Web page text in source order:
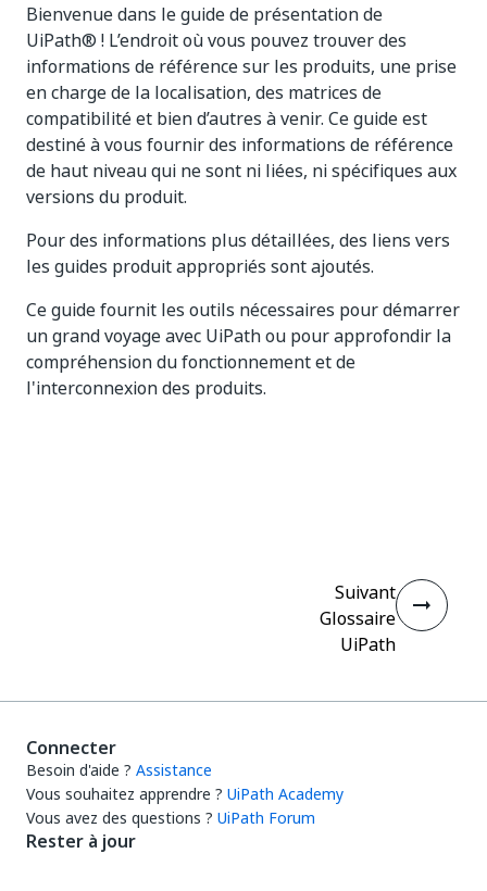
Bienvenue dans le guide de présentation de
UiPath® ! L’endroit où vous pouvez trouver des
informations de référence sur les produits, une prise
en charge de la localisation, des matrices de
compatibilité et bien d’autres à venir. Ce guide est
destiné à vous fournir des informations de référence
de haut niveau qui ne sont ni liées, ni spécifiques aux
versions du produit.
Pour des informations plus détaillées, des liens vers
les guides produit appropriés sont ajoutés.
Ce guide fournit les outils nécessaires pour démarrer
un grand voyage avec UiPath ou pour approfondir la
compréhension du fonctionnement et de
l'interconnexion des produits.
Suivant
Glossaire
UiPath
Connecter
Besoin d'aide ? Assistance
Vous souhaitez apprendre ? UiPath Academy
Vous avez des questions ? UiPath Forum
Rester à jour